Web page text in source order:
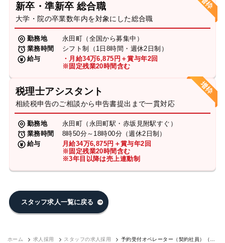
新卒・準新卒 総合職
大学・院の卒業数年内を対象にした総合職
勤務地
永田町（全国から募集中）
業務時間
シフト制（1日8時間・週休2日制）
給与
・月給34万6,875円＋賞与年2回
※固定残業20時間含む
税理士アシスタント
相続税申告のご相談から申告書提出まで一貫対応
勤務地
永田町（永田町駅・赤坂見附駅すぐ）
業務時間
8時50分～18時00分（週休2日制）
給与
月給34万6,875円＋賞与年2回
※固定残業20時間含む
※3年目以降は売上連動制
スタッフ求人一覧に戻る
ホーム 求人採用 スタッフの求人採用
予約受付オペレーター（契約社員）（永